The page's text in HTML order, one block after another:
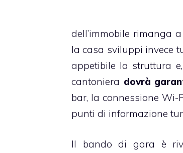
dell’immobile rimanga
la casa sviluppi invece
appetibile la struttura
cantoniera dovrà
bar, la connessione Wi-
punti di informazione
Il bando di gara è